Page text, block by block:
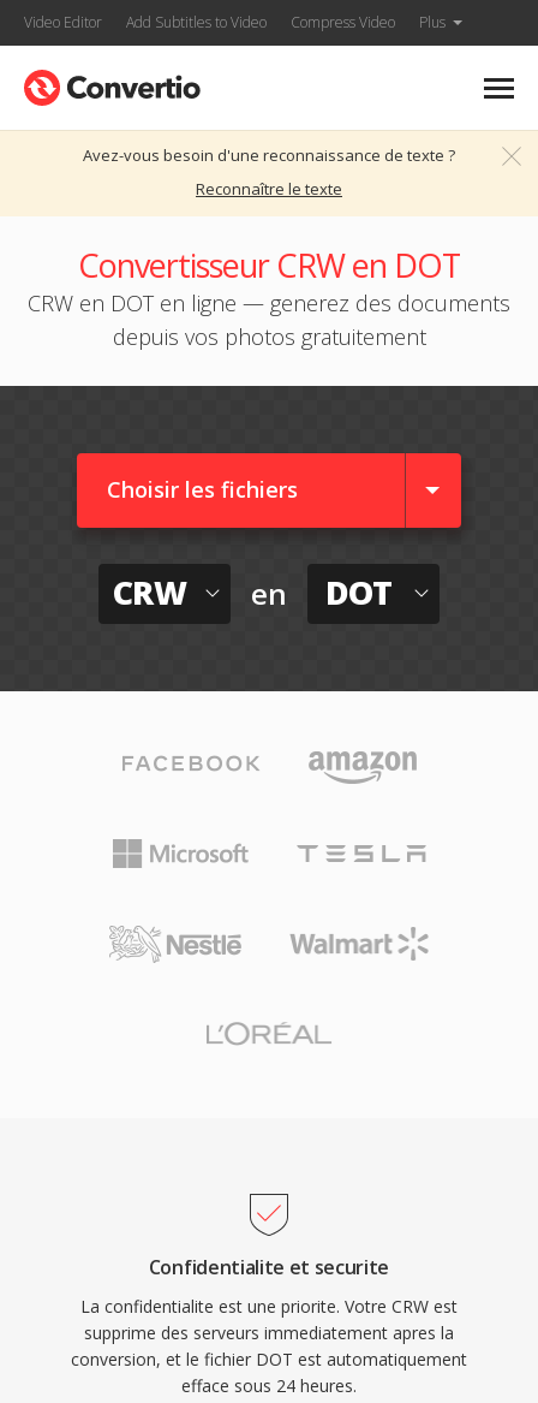
Video Editor Add Subtitles to Video Compress Video Plus
Avez-vous besoin d'une reconnaissance de texte ?
Reconnaître le texte
Convertisseur CRW en DOT
CRW en DOT en ligne — generez des documents
depuis vos photos gratuitement
Choisir les fichiers
CRW en DOT
Confidentialite et securite
La confidentialite est une priorite. Votre CRW est
supprime des serveurs immediatement apres la
conversion, et le fichier DOT est automatiquement
efface sous 24 heures.